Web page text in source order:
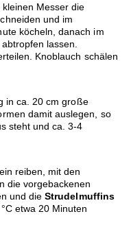
Messer die
und im
köcheln, danach im
lassen.
Knoblauch schälen
in ca. 20 cm große
damit auslegen, so
steht und ca. 3-4
reiben, mit den
die vorgebackenen
und dieStrudelmuffins
etwa 20 Minuten